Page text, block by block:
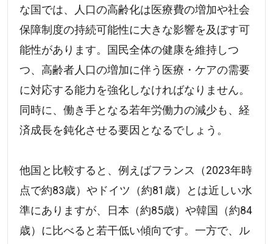
な国では、人口の高齢化は医療費の増加や社会
保障制度の持続可能性に大きな影響を及ぼす可
能性があります。国民全体の健康を維持しつ
つ、高齢者人口の増加に伴う医療・ケアの需要
に対応する能力を強化しなければなりません。
同時に、働き手となる若年労働力の減少も、経
済成長を鈍化させる要因となるでしょう。
他国と比較すると、例えばフランス（2023年時
点で約83歳）やドイツ（約81歳）とは近しい水
準にありますが、日本（約85歳）や韓国（約84
歳）に比べると若干低い傾向です。一方で、ル